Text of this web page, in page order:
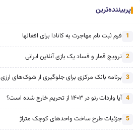
پربیننده‌ترین
1 فرم ثبت نام مهاجرت به کانادا برای افغانها
2 ترویج قمار و فساد یک بازی آنلاین ایرانی
3 برنامه بانک مرکزی برای جلوگیری از شوک‌های ارزی
4 آیا واردات رنو در ۱۴۰۳ از تحریم خارج شده است؟
5 جزئیات طرح ساخت واحدهای کوچک متراژ